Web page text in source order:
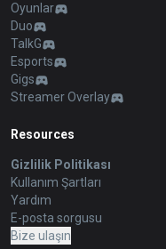
Oyunlar
Duo
TalkG
Esports
Gigs
Streamer Overlay
Resources
Gizlilik Politikası
Kullanım Şartları
Yardım
E-posta sorgusu
Bize ulaşın